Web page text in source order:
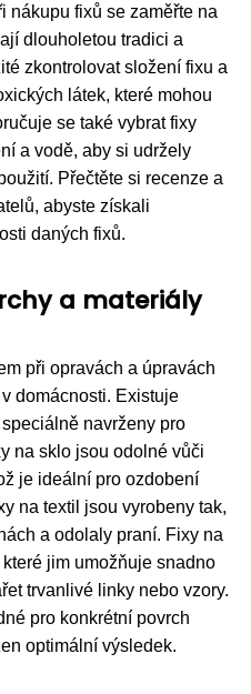
nákupu fixů se zaměřte na
dlouholetou tradici a
zkontrolovat složení fixu a
látek, které mohou
se také vybrat fixy
a vodě, aby si udržely
Přečtěte si recenze a
abyste získali
daných fixů.
a materiály
při opravách a úpravách
domácnosti. Existuje
navrženy pro
na sklo jsou odolné vůči
je ideální pro ozdobení
na textil jsou vyrobeny tak,
a odolaly praní. Fixy na
jim umožňuje snadno
trvanlivé linky nebo vzory.
pro konkrétní povrch
optimální výsledek.